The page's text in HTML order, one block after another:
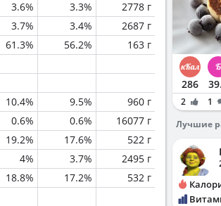
3.6% 3.3%
2778 г
3.7% 3.4%
2687 г
61.3% 56.2%
163 г
10.4% 9.5%
960 г
0.6% 0.6%
16077 г
19.2% 17.6%
522 г
4% 3.7%
2495 г
18.8% 17.2% 532 г
286
2
1
Лучшие